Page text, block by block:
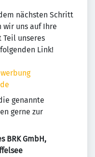
nächsten Schritt
wir uns auf Ihre
Teil unseres
Link!
genannte
gerne zur
BRK GmbH,